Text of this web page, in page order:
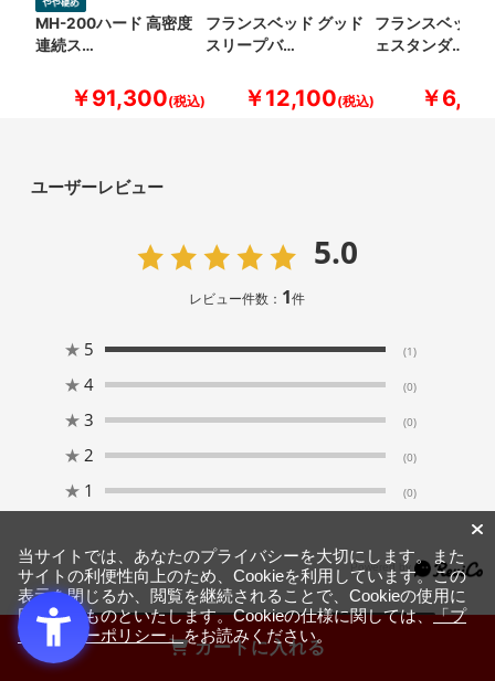
カートに入れる
MH-200ハード 高密度
連続ス…
￥91,300
フランスベッド グッド
スリープバ…
￥12,100
フランスベッド
ェスタンダ…
￥
ユーザーレビュー
5.0
レビュー件数： 1件
★ 5 (1)
★ 4 (0)
★ 3 (0)
★ 2 (0)
★ 1 (0)
絞り込み 表示：新しい順
当サイトでは、あなたのプライバシーを大切にします。また
サイトの利便性向上のため、Cookieを利用しています。この
表示を閉じるか、閲覧を継続されることで、Cookieの使用に
同意するものといたします。Cookieの仕様に関しては、「プ
ライバシーポリシー」をお読みください。